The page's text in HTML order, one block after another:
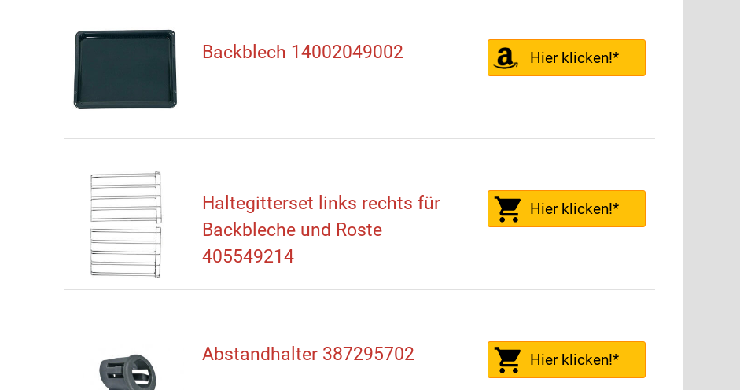
Backblech 14002049002 Hier klicken!*
Haltegitterset links rechts für
Backbleche und Roste
405549214
Hier klicken!*
Abstandhalter 387295702 Hier klicken!*